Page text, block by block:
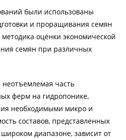
были использованы
и проращивания семян
оценки экономической
семян при различных
часть
ферм на гидропонике,
необходимыми микро и
составов, представленных
диапазоне, зависит от